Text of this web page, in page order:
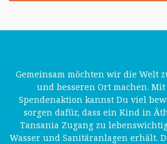
Gemeinsam möchten wir die Welt
und besseren Ort machen.
Spendenaktion kannst Du viel
sorgen dafür, dass ein Kind in
Tansania Zugang zu
Wasser und Sanitäranlagen erhält.